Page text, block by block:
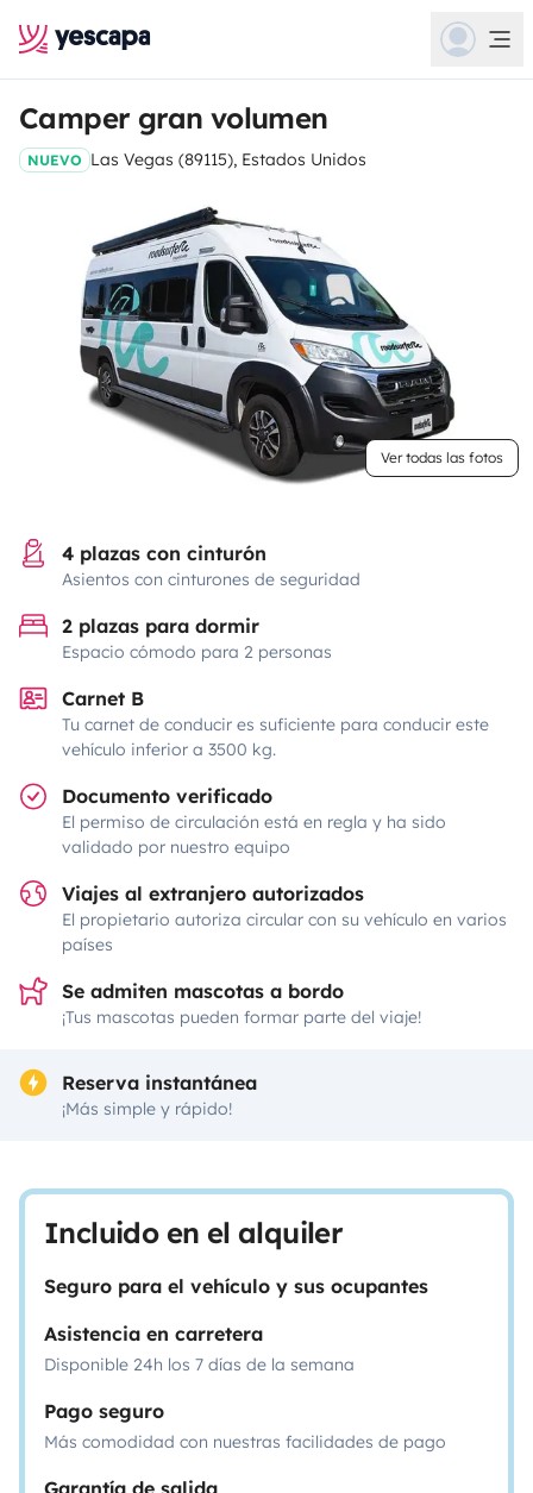
Camper gran volumen
NUEVO Las Vegas (89115), Estados Unidos
Ver todas las fotos
4 plazas con cinturón
Asientos con cinturones de seguridad
2 plazas para dormir
Espacio cómodo para 2 personas
Carnet B
Tu carnet de conducir es suficiente para conducir este
vehículo inferior a 3500 kg.
Documento verificado
El permiso de circulación está en regla y ha sido
validado por nuestro equipo
Viajes al extranjero autorizados
El propietario autoriza circular con su vehículo en varios
países
Se admiten mascotas a bordo
¡Tus mascotas pueden formar parte del viaje!
Reserva instantánea
¡Más simple y rápido!
Incluido en el alquiler
Seguro para el vehículo y sus ocupantes
Asistencia en carretera
Disponible 24h los 7 días de la semana
Pago seguro
Más comodidad con nuestras facilidades de pago
Garantía de salida